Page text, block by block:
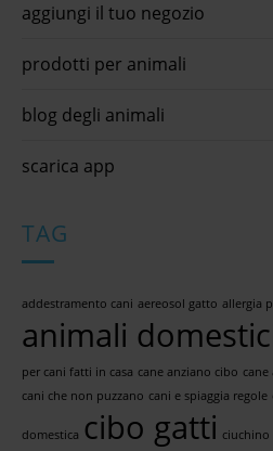
aggiungi il tuo negozio
prodotti per animali
blog degli animali
scarica app
TAG
addestramento cani aereosol gatto allergia
animali
per cani fatti in casa cane anziano cibo
cani che non puzzano cani e spiaggia regole
domestica cibo gatti ciuchino